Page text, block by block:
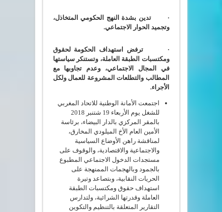
· تدين بشدة النهج الحكومي المتخاذل،
وتجميد الحوار الاجتماعي.
· ترفض استهداف الحكومة لحقوق
ومكتسبات الطبقة العاملة، وتستنكر سياستها
في المجال الاجتماعي، وعدم تجاوبها مع
المطالب والتطلعات المشروعة للعمال ولكل
الأجراء.
اجتمعت الأمانة الوطنية للاتحاد المغربي
للشغل يوم الأربعاء 19 شتنبر 2018
بالمقر المركزي بالدار البيضاء، برئاسة
الأمين العام الأخ الميلودي المخارق،
لمناقشة راهن الأوضاع السياسية
والاجتماعية والاقتصادية، والوقوف على
مستجدات الدخول الاجتماعي المطبوع
بالجمود وبالهجمات الممنهجة على
الحريات النقابية، وبتصاعد وتيرة
استهداف حقوق ومكتسبات الطبقة
العاملة وقدرتها الشرائية، ولتدارس
التقارير المتعلقة بالتنظيم والتكوين